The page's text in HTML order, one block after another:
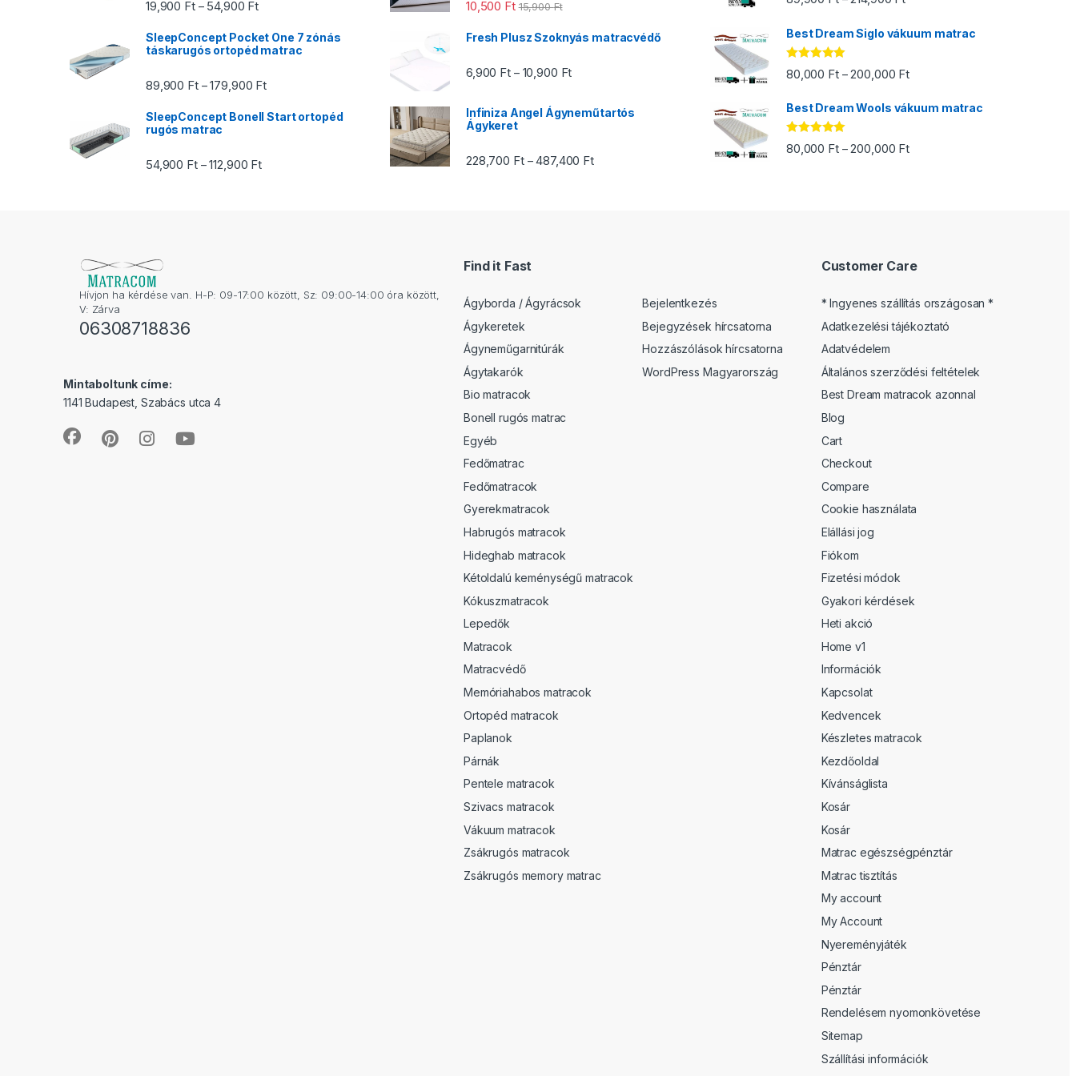
19,900 Ft – 54,900 FtÁrtartomány: 19,900 Ft - 54,900 Ft
SleepConcept Pocket One 7 zónás
táskarugós ortopéd matrac
89,900 Ft – 179,900 FtÁrtartomány: 89,900 Ft - 179,900 Ft
SleepConcept Bonell Start ortopéd
rugós matrac
54,900 Ft – 112,900 FtÁrtartomány: 54,900 Ft - 112,900 Ft
10,500 Ft 15,900Ft
Fresh Plusz Szoknyás matracvédő
6,900 Ft – 10,900 FtÁrtartomány: 6,900 Ft - 10,900 Ft
Infiniza Angel Ágyneműtartós
Ágykeret
228,700 Ft – 487,400 FtÁrtartomány: 228,700 Ft - 487,400 Ft
5.00/ 5
Best Dream Siglo vákuum matrac
Értékelés:
5.00/ 5
80,000 Ft – 200,000 FtÁrtartomány: 80,000 Ft -
Best Dream Wools vákuum matrac
Értékelés:
5.00/ 5
80,000 Ft – 200,000 FtÁrtartomány: 80,000 Ft -
Hívjon ha kérdése van. H-P: 09-17:00 között, Sz: 09:00-14:00 óra között,
V: Zárva
06308718836
Mintaboltunk címe:
1141 Budapest, Szabács utca 4
Find it Fast
Ágyborda / Ágyrácsok
Ágykeretek
Ágyneműgarnitúrák
Ágytakarók
Bio matracok
Bonell rugós matrac
Egyéb
Fedőmatrac
Fedőmatracok
Gyerekmatracok
Habrugós matracok
Hideghab matracok
Kétoldalú keménységű matracok
Kókuszmatracok
Lepedők
Matracok
Matracvédő
Memóriahabos matracok
Ortopéd matracok
Paplanok
Párnák
Pentele matracok
Szivacs matracok
Vákuum matracok
Zsákrugós matracok
Zsákrugós memory matrac
Bejelentkezés
Bejegyzések hírcsatorna
Hozzászólások hírcsatorna
WordPress Magyarország
Customer Care
* Ingyenes szállítás országosan *
Adatkezelési tájékoztató
Adatvédelem
Általános szerződési feltételek
Best Dream matracok azonnal
Blog
Cart
Checkout
Compare
Cookie használata
Elállási jog
Fiókom
Fizetési módok
Gyakori kérdések
Heti akció
Home v1
Információk
Kapcsolat
Kedvencek
Készletes matracok
Kezdőoldal
Kívánságlista
Kosár
Kosár
Matrac egészségpénztár
Matrac tisztítás
My account
My Account
Nyereményjáték
Pénztár
Pénztár
Rendelésem nyomonkövetése
Sitemap
Szállítási információk